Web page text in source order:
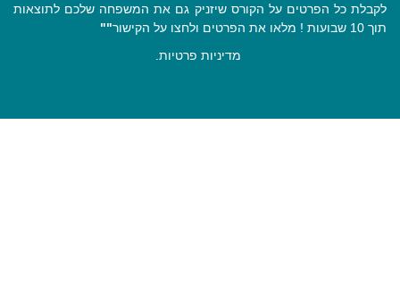
לקבלת כל הפרטים על הקורס שיזניק גם את המשפחה שלכם לתוצאות
תוך 10 שבועות ! מלאו את הפרטים ולחצו על הקישור
""
מדיניות פרטיות.